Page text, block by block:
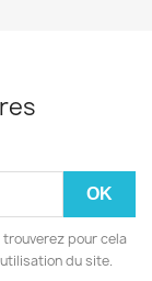
pour cela
du site.